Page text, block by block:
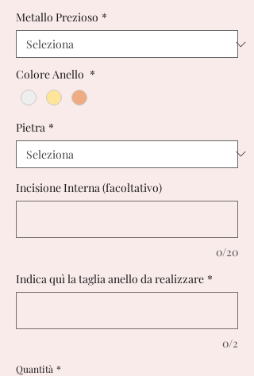
Metallo Prezioso *
Colore Anello *
Pietra *
Incisione Interna (facoltativo)
0/20
Indica quì la taglia anello da realizzare *
0/2
Quantità *